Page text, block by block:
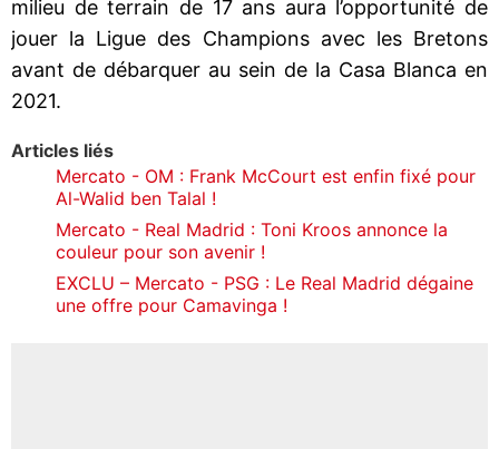
milieu de terrain de 17 ans aura l’opportunité de
jouer la Ligue des Champions avec les Bretons
avant de débarquer au sein de la Casa Blanca en
2021.
Articles liés
Mercato - OM : Frank McCourt est enfin fixé pour
Al-Walid ben Talal !
Mercato - Real Madrid : Toni Kroos annonce la
couleur pour son avenir !
EXCLU – Mercato - PSG : Le Real Madrid dégaine
une offre pour Camavinga !